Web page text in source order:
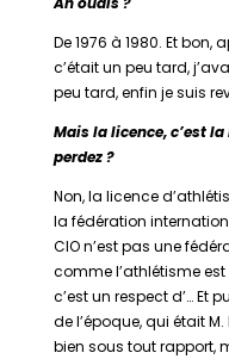
De 1976 à 1980. Et bon,
c’était un peu tard,
peu tard, enfin je suis
Mais la licence, c’est
perdez ?
Non, la licence
la fédération
CIO n’est pas une
comme l’athlétisme est
c’est un respect d’… Et
de l’époque, qui était
bien sous tout rapport,